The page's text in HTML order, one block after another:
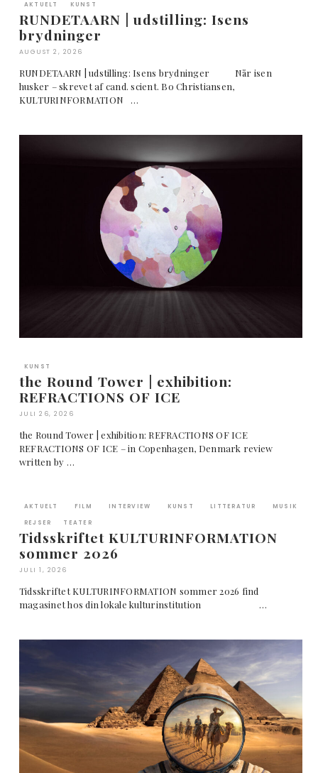
AKTUELT KUNST
RUNDETAARN | udstilling: Isens
brydninger
AUGUST 2, 2026
RUNDETAARN | udstilling: Isens brydninger Når isen
husker – skrevet af cand. scient. Bo Christiansen,
KULTURINFORMATION …
KUNST
the Round Tower | exhibition:
REFRACTIONS OF ICE
JULI 26, 2026
the Round Tower | exhibition: REFRACTIONS OF ICE
REFRACTIONS OF ICE – in Copenhagen, Denmark review
written by …
AKTUELT FILM INTERVIEW KUNST LITTERATUR MUSIK
REJSER TEATER
Tidsskriftet KULTURINFORMATION
sommer 2026
JULI 1, 2026
Tidsskriftet KULTURINFORMATION sommer 2026 find
magasinet hos din lokale kulturinstitution …